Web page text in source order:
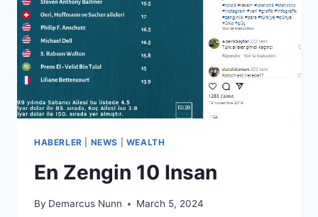
HABERLER NEWS WEALTH
En Zengin 10 Insan
By Demarcus Nunn March 5, 2024